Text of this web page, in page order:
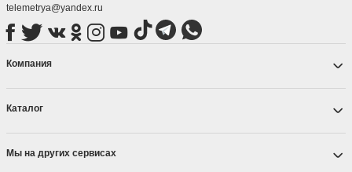
telemetrya@yandex.ru
Компания
Каталог
Мы на других сервисах